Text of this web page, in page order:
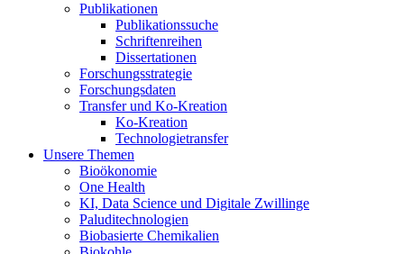
Publikationen
Publikationssuche
Schriftenreihen
Dissertationen
Forschungsstrategie
Forschungsdaten
Transfer und Ko-Kreation
Ko-Kreation
Technologietransfer
Unsere Themen
Bioökonomie
One Health
KI, Data Science und Digitale Zwillinge
Paluditechnologien
Biobasierte Chemikalien